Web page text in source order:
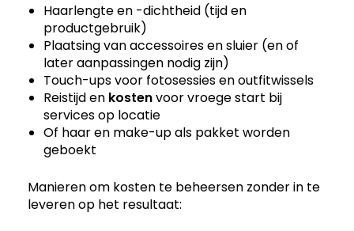
Haarlengte en -dichtheid (tijd en
productgebruik)
Plaatsing van accessoires en sluier (en of
later aanpassingen nodig zijn)
Touch-ups voor fotosessies en outfitwissels
Reistijd en kostenvoor vroege start bij
services op locatie
Of haar en make-up als pakket worden
geboekt
Manieren om kosten te beheersen zonder in te
leveren op het resultaat: